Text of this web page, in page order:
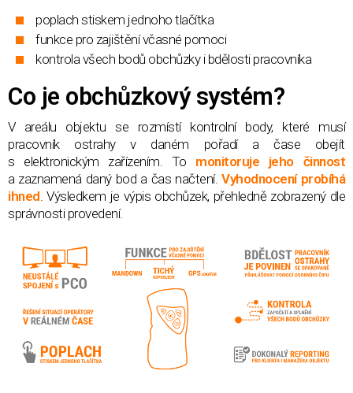
poplach stiskem jednoho tlačítka
funkce pro zajištění včasné pomoci
kontrola všech bodů obchůzky i bdělosti pracovníka
Co je obchůzkový systém?
V areálu objektu se rozmístí kontrolní body, které musí
pracovník ostrahy v daném pořadí a čase obejít
s elektronickým zařízením. To monitoruje jeho činnost
a zaznamená daný bod a čas načtení.Vyhodnocení probíhá
ihned. Výsledkem je výpis obchůzek, přehledně zobrazený dle
správnosti provedení.